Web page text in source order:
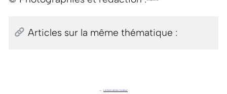
Articles sur la même thématique :
← Le bain série couleur